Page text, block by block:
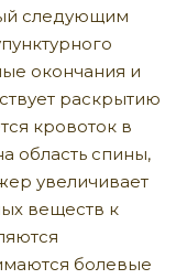
следующим
окончания и
раскрытию
кровоток в
область спины,
увеличивает
веществ к
болевые